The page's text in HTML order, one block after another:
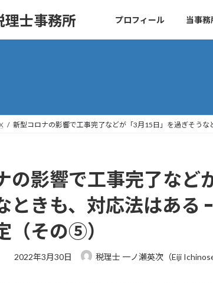
理士事務所 プロフィール 当事
新型コロナの影響で工事完了などが「3月15日」を過ぎそう
の影響で工事完了など
ときも、対応法はある
（その⑤）
最
2022年3月30日 税理士 一ノ瀬英次（Eiji Ichinose